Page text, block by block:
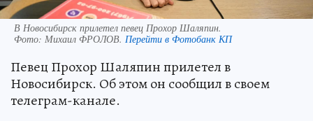
В Новосибирск прилетел певец Прохор Шаляпин.
Фото: Михаил ФРОЛОВ. Перейти в Фотобанк КП
Певец Прохор Шаляпин прилетел в
Новосибирск. Об этом он сообщил в своем
телеграм-канале.